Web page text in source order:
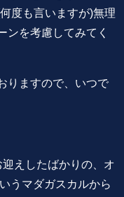
度も言いますが)無理
ンを考慮してみてく
りますので、いつで
えしたばかりの、オ
うマダガスカルから